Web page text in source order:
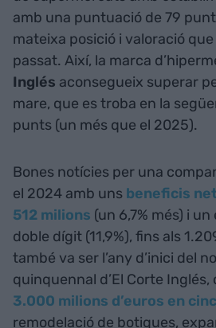
amb una puntuació de 79
mateixa posició i valoració
passat. Així, la marca
Inglés aconsegueix superar
mare, que es troba en la
punts (un més que el 2025).
Bones notícies per una
el 2024 amb uns beneficis
512 milions (un 6,7% més) i
doble dígit (11,9%), fins als
també va ser l’any d’inici del
quinquennal d’El Corte
3.000 milions d’euros en
remodelació de botigues,